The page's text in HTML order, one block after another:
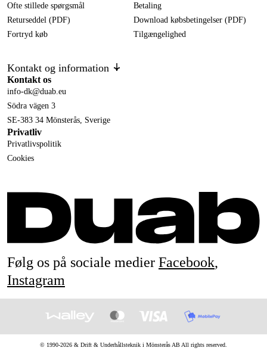
Ofte stillede spørgsmål
Returseddel (PDF)
Fortryd køb
Betaling
Download købsbetingelser (PDF)
Tilgængelighed
Kontakt og information
Kontakt os
info-dk@duab.eu
Södra vägen 3
SE-383 34 Mönsterås, Sverige
Privatliv
Privatlivspolitik
Cookies
Følg os på sociale medier Facebook,
Instagram
© 1990-2026 & Drift & Underhållsteknik i Mönsterås ABAll rights reserved.